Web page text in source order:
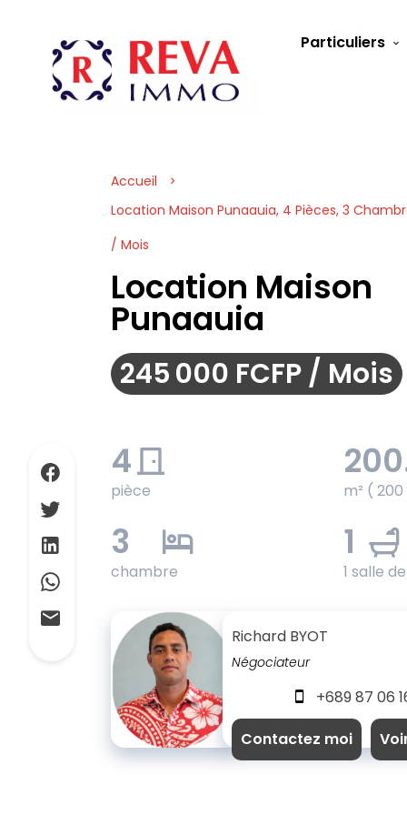
Particuliers
Accueil
Location Maison Punaauia, 4 Pièces, 3
/ Mois
Location Maison
Punaauia
245 000 FCFP / Mois
4
pièce m² (
3
chambre
1
1 salle
Richard BYOT
Négociateur
+689 87 06
Contactez moi